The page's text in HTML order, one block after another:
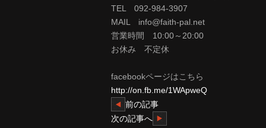
TEL 092-984-3907
MAIL info@faith-pal.net
営業時間 10:00～20:00
お休み 不定休
facebookページはこちら
http://on.fb.me/1WApweQ
前の記事
次の記事へ